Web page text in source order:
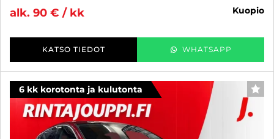
alk. 90 € / kk
kuopio
KATSO TIEDOT WHATSAPP
6 kk korotonta ja kulutonta